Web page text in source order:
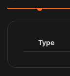
Type